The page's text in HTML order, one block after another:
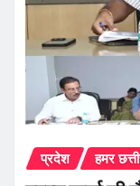
प्रदेश हमर